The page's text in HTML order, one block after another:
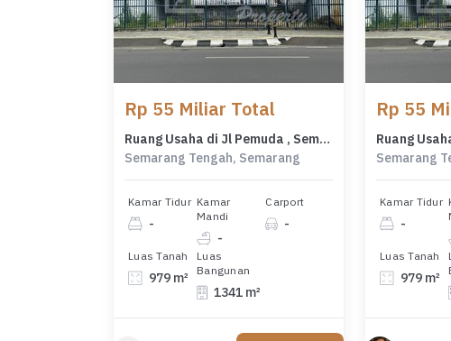
Rp 55 Miliar Total
Ruang Usaha di Jl Pemuda , Semarang Tt 7310
Semarang Tengah, Semarang
Kamar Tidur
-
Kamar
Mandi
-
Carport
-
Luas Tanah
979 m²
Luas
Bangunan
1341 m²
Rp 55
Semarang
Kamar Tidur
-
Luas Tanah
979 m²